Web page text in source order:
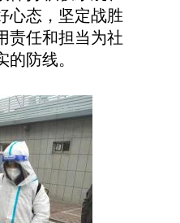
心态，坚定战胜
责任和担当为社
的防线。